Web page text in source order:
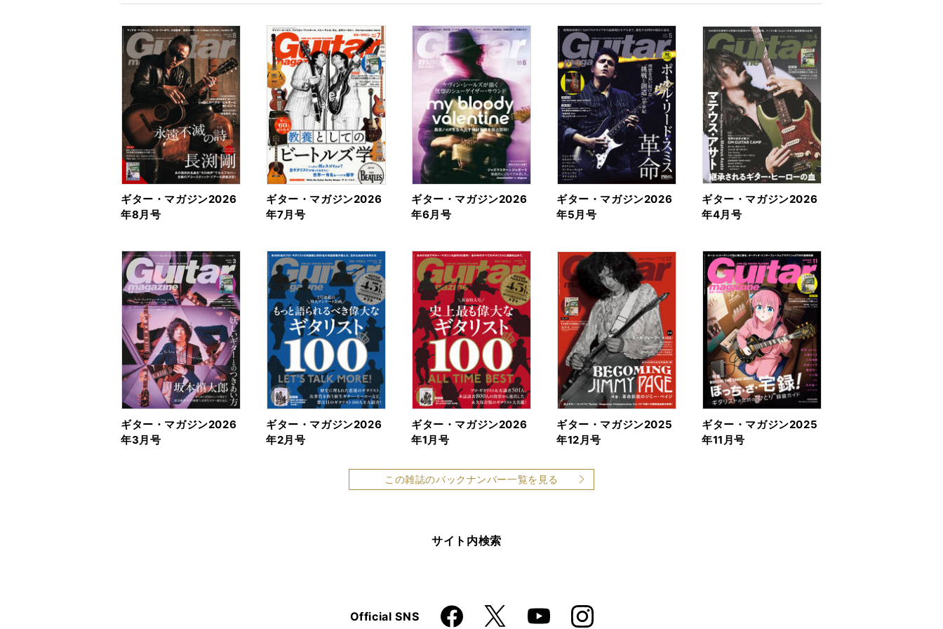
ギター・マガジン2026
年8月号
ギター・マガジン2026
年7月号
ギター・マガジン2026
年6月号
ギター・マガジン2026
年5月号
ギター・マガジン2026
年4月号
ギター・マガジン2026
年3月号
ギター・マガジン2026
年2月号
ギター・マガジン2026
年1月号
ギター・マガジン2025
年12月号
ギター・マガジン2025
年11月号
この雑誌のバックナンバー一覧を見る
サイト内検索
Official SNSFacebooX YouTube Instagra